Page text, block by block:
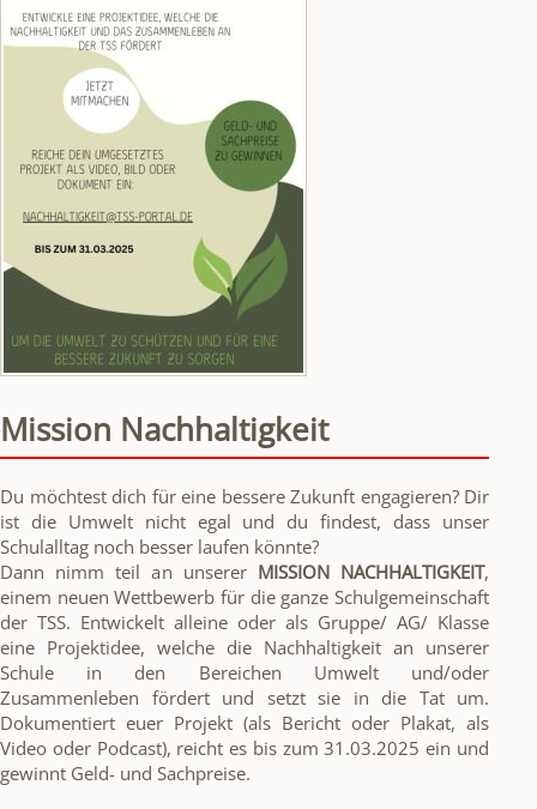
Mission Nachhaltigkeit
Du möchtest dich für eine bessere Zukunft engagieren? Dir
ist die Umwelt nicht egal und du findest, dass unser
Schulalltag noch besser laufen könnte?
Dann nimm teil an unserer MISSION NACHHALTIGKEIT,
einem neuen Wettbewerb für die ganze Schulgemeinschaft
der TSS. Entwickelt alleine oder als Gruppe/ AG/ Klasse
eine Projektidee, welche die Nachhaltigkeit an unserer
Schule in den Bereichen Umwelt und/oder
Zusammenleben fördert und setzt sie in die Tat um.
Dokumentiert euer Projekt (als Bericht oder Plakat, als
Video oder Podcast), reicht es bis zum 31.03.2025 ein und
gewinnt Geld- und Sachpreise.